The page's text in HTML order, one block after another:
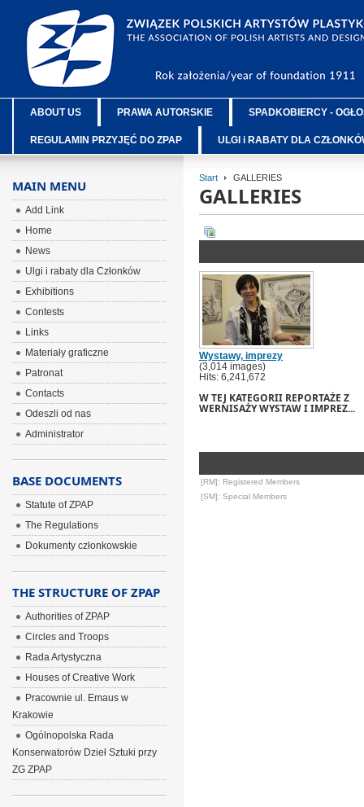
ABOUT US PRAWA AUTORSKIE SPADKOBIERCY -
REGULAMIN PRZYJĘĆ DO ZPAP ULGI i RABATY DLA
Start GALLERIES
GALLERIES
Wystawy, imprezy
(3,014 images)
Hits: 6,241,672
W TEJ KATEGORII REPORTAŻE Z
WERNISAŻY WYSTAW I IMPREZ...
[RM]: Registered Members
[SM]: Special Members
MAIN MENU
Add Link
Home
News
Ulgi i rabaty dla Członków
Exhibitions
Contests
Links
Materiały graficzne
Patronat
Contacts
Odeszli od nas
Administrator
BASE DOCUMENTS
Statute of ZPAP
The Regulations
Dokumenty członkowskie
THE STRUCTURE OF ZPAP
Authorities of ZPAP
Circles and Troops
Rada Artystyczna
Houses of Creative Work
Pracownie ul. Emaus w
Krakowie
Ogólnopolska Rada
Konserwatorów Dzieł Sztuki przy
ZG ZPAP